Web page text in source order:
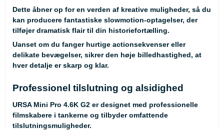
Dette åbner op for en verden af kreative muligheder, så du
kan producere fantastiske slowmotion-optagelser, der
tilføjer dramatisk flair til din historiefortælling.
Uanset om du fanger hurtige actionsekvenser eller
delikate bevægelser, sikrer den høje billedhastighed, at
hver detalje er skarp og klar.
Professionel tilslutning og alsidighed
URSA Mini Pro 4.6K G2 er designet med professionelle
filmskabere i tankerne og tilbyder omfattende
tilslutningsmuligheder.